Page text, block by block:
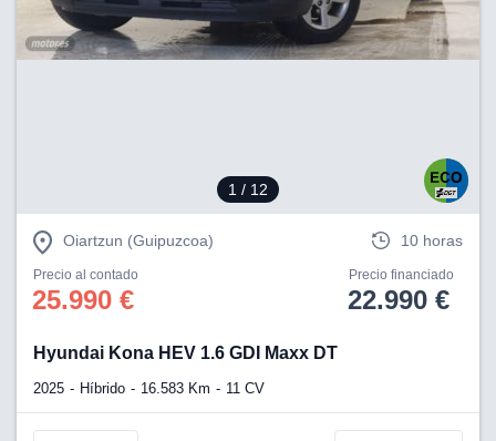
servicios.
socios
1 / 12
Oiartzun (Guipuzcoa) 10 horas
Precio al contado
25.990 €
Precio financiado
22.990 €
Hyundai Kona HEV 1.6 GDI Maxx DT
2025 Híbrido 16.583 Km 11 CV